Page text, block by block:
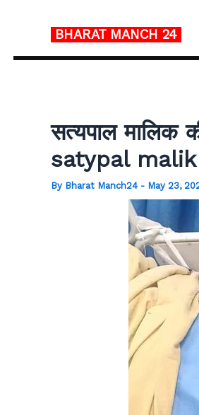
BHARAT MANCH 24
सत्यपाल मालिक
satypal
By Bharat Manch24 - May 23,